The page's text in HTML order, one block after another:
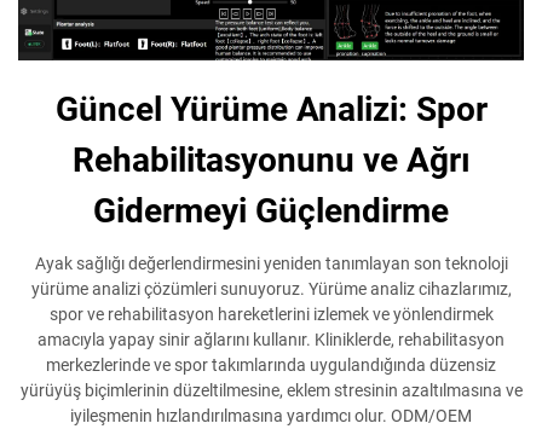
Güncel Yürüme Analizi: Spor
Rehabilitasyonunu ve Ağrı
Gidermeyi Güçlendirme
Ayak sağlığı değerlendirmesini yeniden tanımlayan son teknoloji
yürüme analizi çözümleri sunuyoruz. Yürüme analiz cihazlarımız,
spor ve rehabilitasyon hareketlerini izlemek ve yönlendirmek
amacıyla yapay sinir ağlarını kullanır. Kliniklerde, rehabilitasyon
merkezlerinde ve spor takımlarında uygulandığında düzensiz
yürüyüş biçimlerinin düzeltilmesine, eklem stresinin azaltılmasına ve
iyileşmenin hızlandırılmasına yardımcı olur. ODM/OEM